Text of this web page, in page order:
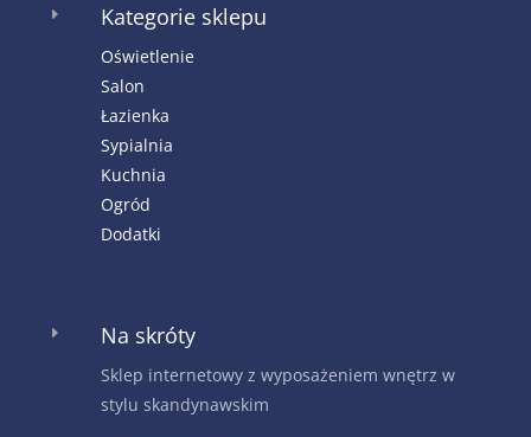
E Kategorie sklepu
Oświetlenie
Salon
Łazienka
Sypialnia
Kuchnia
Ogród
Dodatki
E Na skróty
Sklep internetowy z wyposażeniem wnętrz w
stylu skandynawskim